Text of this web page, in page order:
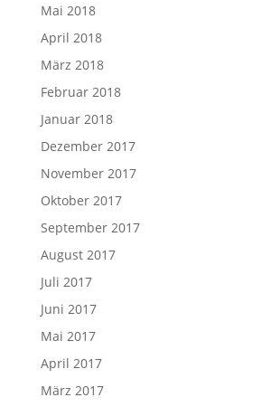
Mai 2018
April 2018
März 2018
Februar 2018
Januar 2018
Dezember 2017
November 2017
Oktober 2017
September 2017
August 2017
Juli 2017
Juni 2017
Mai 2017
April 2017
März 2017